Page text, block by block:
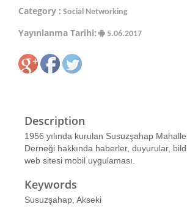
Category : Social Networking
Yayınlanma Tarihi: 5.06.2017
Description
1956 yılında kurulan Susuzşahap
Derneği hakkında haberler, duyurular,
web sitesi mobil uygulaması.
Keywords
Susuzşahap, Akseki